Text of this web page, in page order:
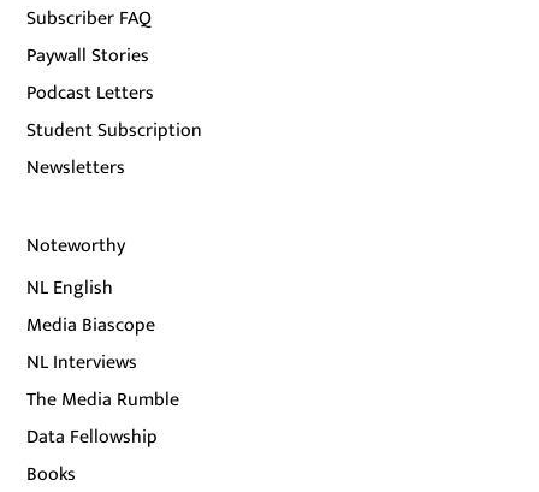
Subscriber FAQ
Paywall Stories
Podcast Letters
Student Subscription
Newsletters
Noteworthy
NL English
Media Biascope
NL Interviews
The Media Rumble
Data Fellowship
Books